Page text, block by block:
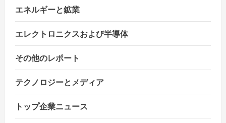
n
エネルギーと鉱業
エレクトロニクスおよび半導体
その他のレポート
テクノロジーとメディア
トップ企業ニュース